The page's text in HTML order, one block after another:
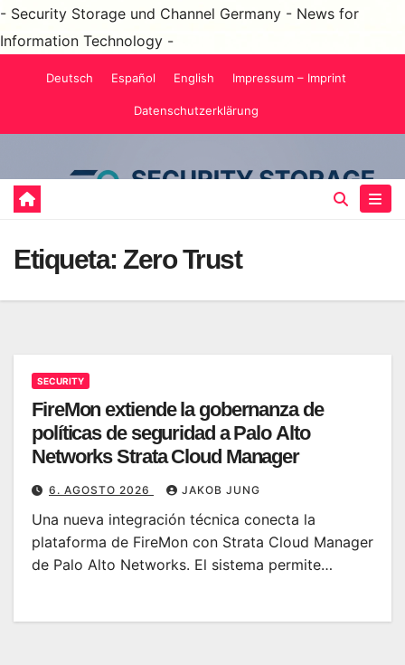
- Security Storage und Channel Germany - News for
Information Technology -
Deutsch Español English Impressum – Imprint
Datenschutzerklärung
Etiqueta: Zero Trust
SECURITY
FireMon extiende la gobernanza de
políticas de seguridad a Palo Alto
Networks Strata Cloud Manager
6. AGOSTO 2026 JAKOB JUNG
Una nueva integración técnica conecta la
plataforma de FireMon con Strata Cloud Manager
de Palo Alto Networks. El sistema permite…